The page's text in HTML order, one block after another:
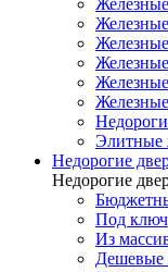
Элитные
Недорогие
Недорогие
Под ключ
Из
Дешевые